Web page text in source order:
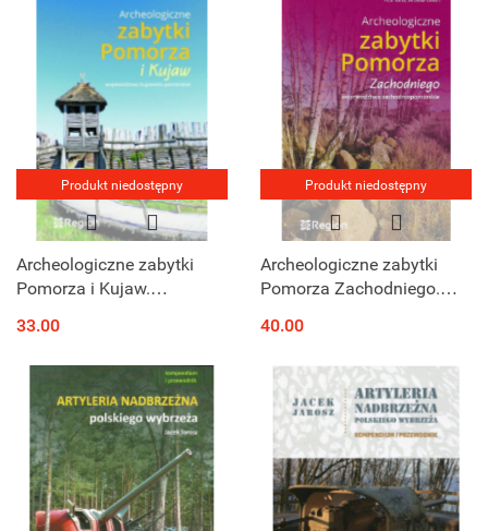
Produkt niedostępny
Archeologiczne zabytki
Pomorza i Kujaw.
pomorskie
33.00
Produkt niedostępny
Archeologiczne zabytki
Pomorza Zachodniego.
zachodniopomorskie
40.00